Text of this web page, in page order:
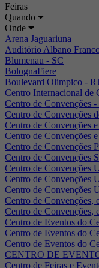
Feiras
Quando
Onde
Arena Jaguariuna
Auditório Albano
Blumenau - SC
BolognaFiere
Boulevard Olimpico -
Centro Internacional de
Centro de Convenções -
Centro de Convenções
Centro de Convenções
Centro de Convenções
Centro de Convenções
Centro de Convenções
Centro de Convenções
Centro de Convenções
Centro de Convenções
Centro de Convenções,
Centro de Convenções,
Centro de Eventos do
Centro de Eventos do
Centro de Eventos do
CENTRO DE
Centro de Feiras e